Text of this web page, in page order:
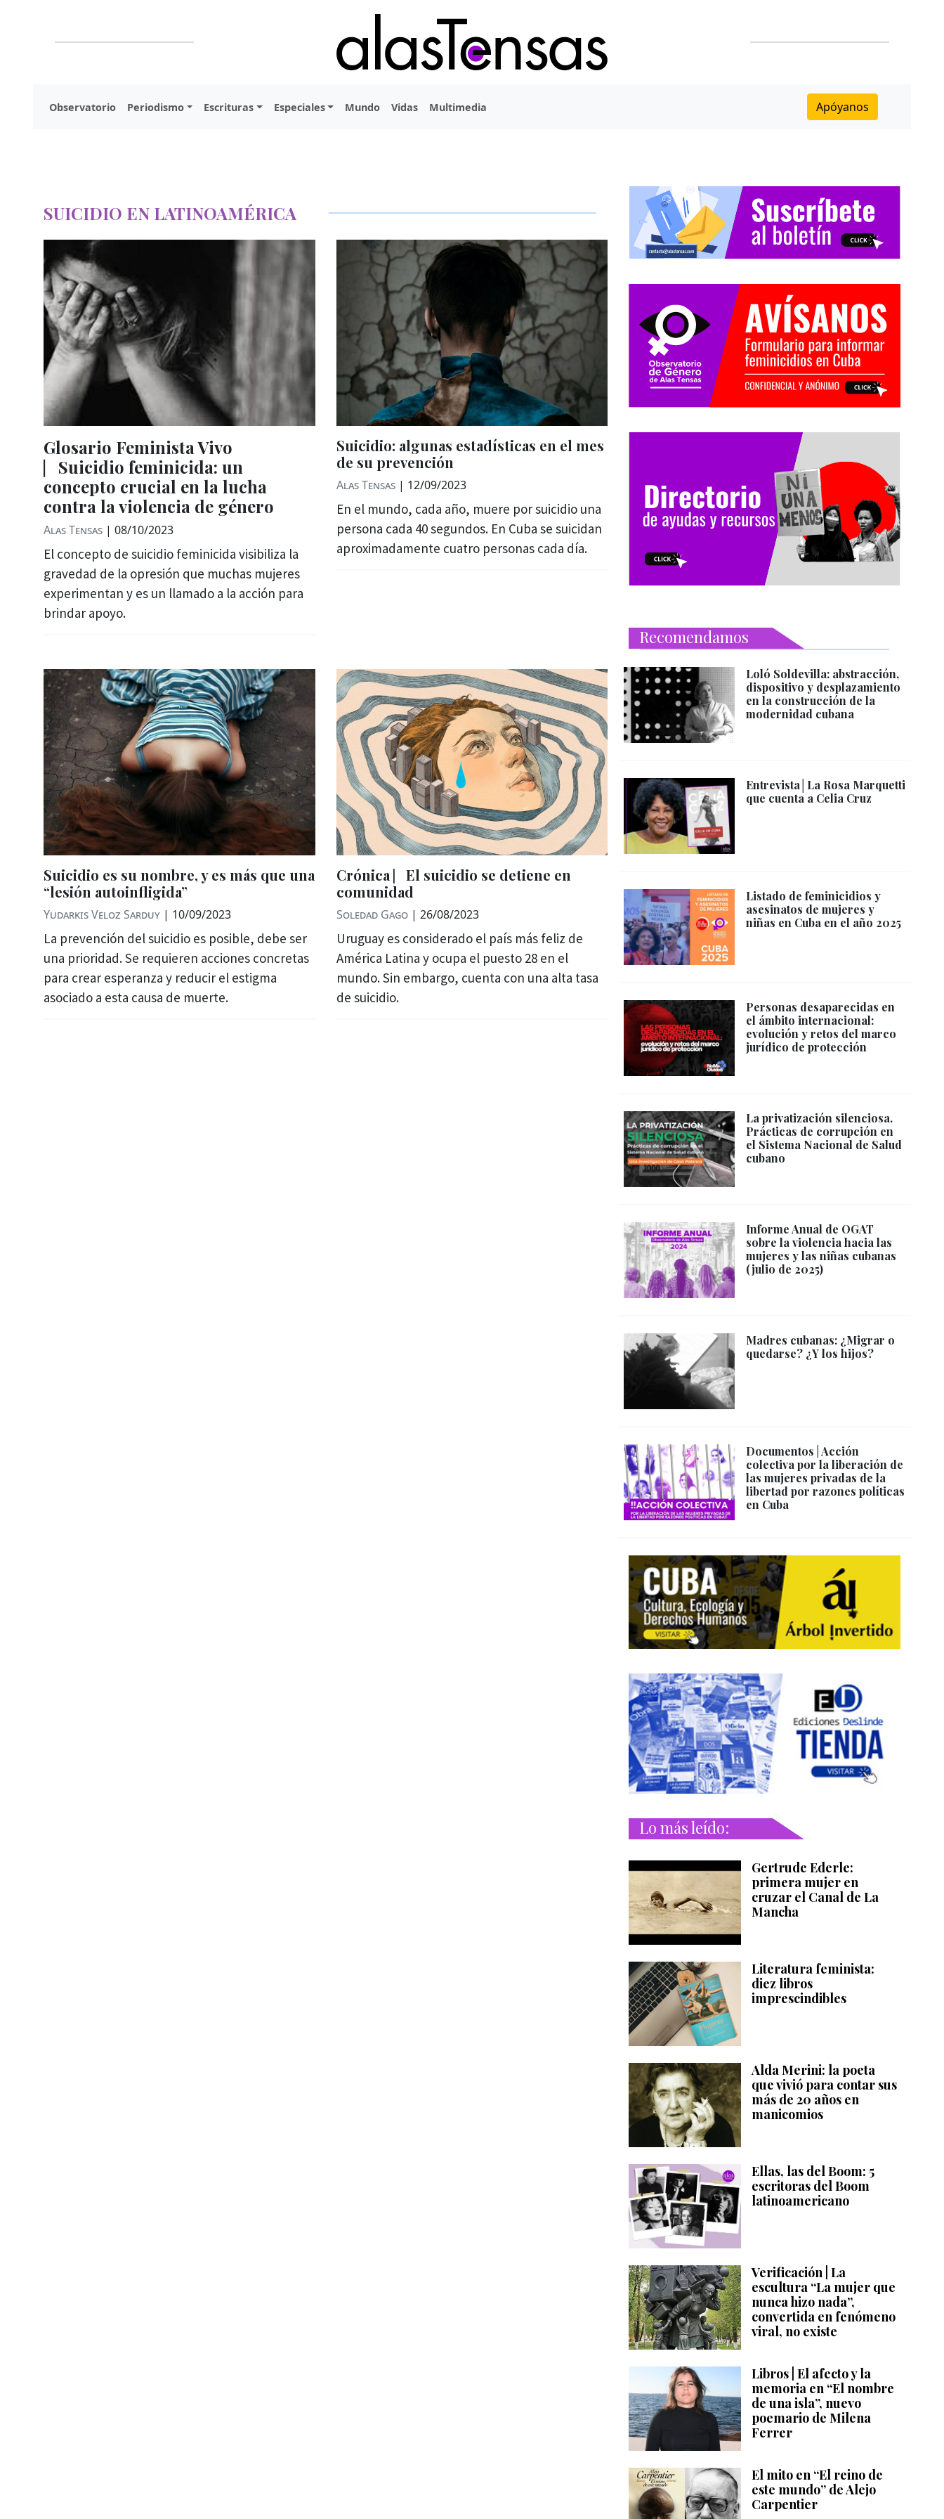
Observatorio Periodismo Escrituras Especiales Mundo Vidas Multimedia Apóyanos
SUICIDIO EN LATINOAMÉRICA
Glosario Feminista Vivo
⎸Suicidio feminicida: un
concepto crucial en la lucha
contra la violencia de género
Alas Tensas | 08/10/2023
El concepto de suicidio feminicida visibiliza la
gravedad de la opresión que muchas mujeres
experimentan y es un llamado a la acción para
brindar apoyo.
Suicidio: algunas estadísticas en el mes
de su prevención
Alas Tensas | 12/09/2023
En el mundo, cada año, muere por suicidio una
persona cada 40 segundos. En Cuba se suicidan
aproximadamente cuatro personas cada día.
Suicidio es su nombre, y es más que una
“lesión autoinfligida”
Yudarkis Veloz Sarduy | 10/09/2023
La prevención del suicidio es posible, debe ser
una prioridad. Se requieren acciones concretas
para crear esperanza y reducir el estigma
asociado a esta causa de muerte.
Crónica ⎸El suicidio se detiene en
comunidad
Soledad Gago | 26/08/2023
Uruguay es considerado el país más feliz de
América Latina y ocupa el puesto 28 en el
mundo. Sin embargo, cuenta con una alta tasa
de suicidio.
Recomendamos
Loló Soldevilla: abstracción,
dispositivo y desplazamiento
en la construcción de la
modernidad cubana
Entrevista│La Rosa Marquetti
que cuenta a Celia Cruz
Listado de feminicidios y
asesinatos de mujeres y
niñas en Cuba en el año 2025
Personas desaparecidas en
el ámbito internacional:
evolución y retos del marco
jurídico de protección
La privatización silenciosa.
Prácticas de corrupción en
el Sistema Nacional de Salud
cubano
Informe Anual de OGAT
sobre la violencia hacia las
mujeres y las niñas cubanas
(julio de 2025)
Madres cubanas: ¿Migrar o
quedarse? ¿Y los hijos?
Documentos | Acción
colectiva por la liberación de
las mujeres privadas de la
libertad por razones políticas
en Cuba
Lo más leído:
Gertrude Ederle:
primera mujer en
cruzar el Canal de La
Mancha
Literatura feminista:
diez libros
imprescindibles
Alda Merini: la poeta
que vivió para contar sus
más de 20 años en
manicomios
Ellas, las del Boom: 5
escritoras del Boom
latinoamericano
Verificación | La
escultura “La mujer que
nunca hizo nada”,
convertida en fenómeno
viral, no existe
Libros | El afecto y la
memoria en “El nombre
de una isla”, nuevo
poemario de Milena
Ferrer
El mito en “El reino de
este mundo” de Alejo
Carpentier